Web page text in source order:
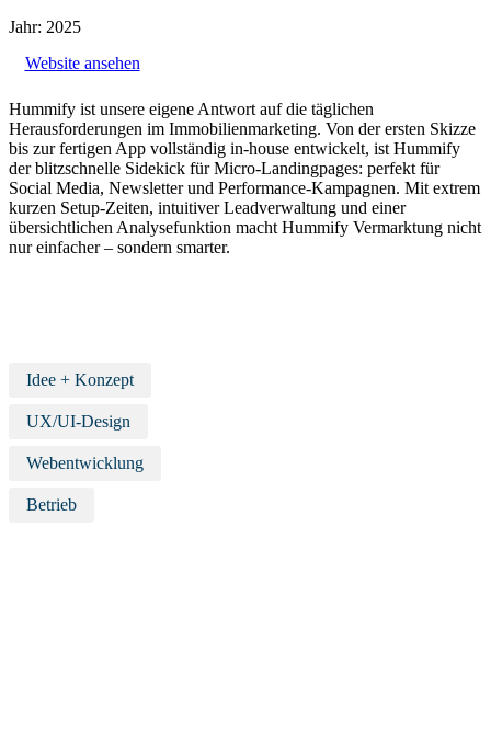
Jahr: 2025
Website ansehen
Hummify ist unsere eigene Antwort auf die täglichen
Herausforderungen im Immobilienmarketing. Von der ersten Skizze
bis zur fertigen App vollständig in-house entwickelt, ist Hummify
der blitzschnelle Sidekick für Micro-Landingpages: perfekt für
Social Media, Newsletter und Performance-Kampagnen. Mit extrem
kurzen Setup-Zeiten, intuitiver Leadverwaltung und einer
übersichtlichen Analysefunktion macht Hummify Vermarktung nicht
nur einfacher – sondern smarter.
Idee + Konzept
UX/UI-Design
Webentwicklung
Betrieb